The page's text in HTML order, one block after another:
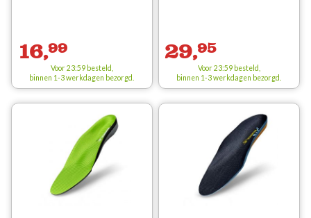
16,99
Voor 23:59 besteld,
binnen 1-3 werkdagen bezorgd.
29,95
Voor 23:59 besteld,
binnen 1-3 werkdagen bezorgd.